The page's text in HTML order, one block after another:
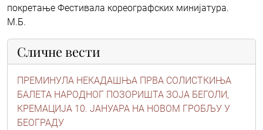
покретање Фестивала кореографских минијатура.
М.Б.
Сличне вести
ПРЕМИНУЛА НЕКАДАШЊА ПРВА СОЛИСТКИЊА
БАЛЕТА НАРОДНОГ ПОЗОРИШТА ЗОЈА БЕГОЛИ,
КРЕМАЦИЈА 10. ЈАНУАРА НА НОВОМ ГРОБЉУ У
БЕОГРАДУ